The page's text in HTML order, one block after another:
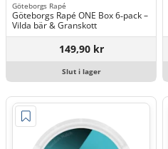
Göteborgs Rapé
Göteborgs Rapé ONE Box 6‑pack –
Vilda bär & Granskott
149,90 kr
Slut i lager